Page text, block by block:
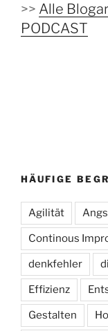
>> Alle
PODCAST
HÄUFIGE
Agilität
Continous
denkfehler
Effizienz
Gestalten